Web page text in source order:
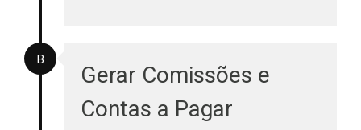
Gerar Comissões e
Contas a Pagar​
B